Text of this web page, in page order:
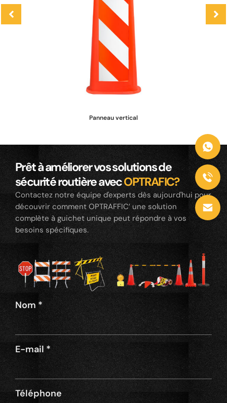
Panneau vertical
Prêt à améliorer vos solutions de
sécurité routière avecOPTRAFIC?
Contactez notre équipe d'experts dès aujourd'hui pour
découvrir comment OPTRAFFIC’ une solution
complète à guichet unique peut répondre à vos
besoins spécifiques.
Nom *
E-mail *
Téléphone